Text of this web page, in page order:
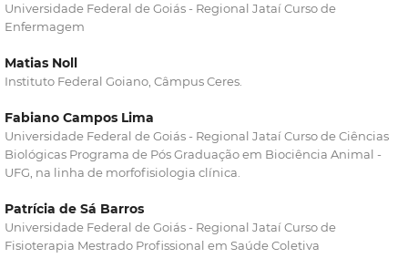
Universidade Federal de Goiás - Regional Jataí Curso de
Enfermagem
Matias Noll
Instituto Federal Goiano, Câmpus Ceres.
Fabiano Campos Lima
Universidade Federal de Goiás - Regional Jataí Curso de Ciências
Biológicas Programa de Pós Graduação em Biociência Animal -
UFG, na linha de morfofisiologia clínica.
Patrícia de Sá Barros
Universidade Federal de Goiás - Regional Jataí Curso de
Fisioterapia Mestrado Profissional em Saúde Coletiva